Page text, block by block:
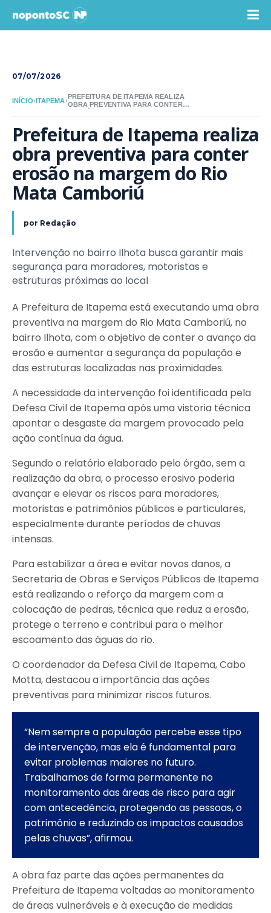
07/07/2026
INÍCIO›ITAPEMA›
PREFEITURA DE ITAPEMA REALIZA
OBRA PREVENTIVA PARA CONTER
Prefeitura de Itapema realiza
obra preventiva para conter
erosão na margem do Rio
Mata Camboriú
por Redação
Intervenção no bairro Ilhota busca garantir mais
segurança para moradores, motoristas e
estruturas próximas ao local
A Prefeitura de Itapema está executando uma obra
preventiva na margem do Rio Mata Camboriú, no
bairro Ilhota, com o objetivo de conter o avanço da
erosão e aumentar a segurança da população e
das estruturas localizadas nas proximidades.
A necessidade da intervenção foi identificada pela
Defesa Civil de Itapema após uma vistoria técnica
apontar o desgaste da margem provocado pela
ação contínua da água.
Segundo o relatório elaborado pelo órgão, sem a
realização da obra, o processo erosivo poderia
avançar e elevar os riscos para moradores,
motoristas e patrimônios públicos e particulares,
especialmente durante períodos de chuvas
intensas.
Para estabilizar a área e evitar novos danos, a
Secretaria de Obras e Serviços Públicos de Itapema
está realizando o reforço da margem com a
colocação de pedras, técnica que reduz a erosão,
protege o terreno e contribui para o melhor
escoamento das águas do rio.
O coordenador da Defesa Civil de Itapema, Cabo
Motta, destacou a importância das ações
preventivas para minimizar riscos futuros.
“Nem sempre a população percebe esse tipo
de intervenção, mas ela é fundamental para
evitar problemas maiores no futuro.
Trabalhamos de forma permanente no
monitoramento das áreas de risco para agir
com antecedência, protegendo as pessoas, o
patrimônio e reduzindo os impactos causados
pelas chuvas”, afirmou.
A obra faz parte das ações permanentes da
Prefeitura de Itapema voltadas ao monitoramento
de áreas vulneráveis e à execução de medidas